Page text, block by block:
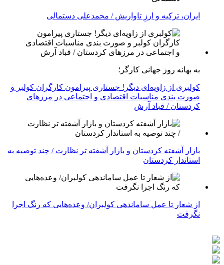
ایران، ترکیه و ارزِ تاواریش / محمدعلی دستمالی
به بهانه روز جهانی کارگر؛
کولبری از زاویه‌ای دیگر! جستاری پیرامون کارگران کولبر و
صورت بندی مناسبات اقتصادی و اجتماعی در مرزهای
کردستان / قباد آرش
بازار آشفته کردستان و بازار آشفته­ تر نظارت / چند توصیه به
استاندار کردستان
از شعار تا عمل ساماندهی کولبران/ وعده‌هایی که رنگ اجرا
نگرفت